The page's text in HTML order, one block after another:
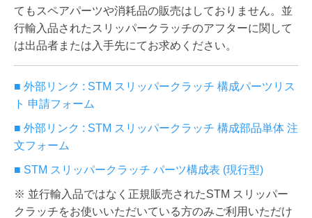
てもスペアパーツや消耗品の販売はしておりません。並
行輸入品されたスリッパークラッチのアフターに関して
は出品者または入手先にてお求めください。
■ 外部リンク : STM スリッパークラッチ 構成パーツリス
ト 申請フォーム
■ 外部リンク : STM スリッパークラッチ 構成部品単体 注
文フォーム
■ STM スリッパークラッチ パーツ構成表 (現行型)
※ 並行輸入品ではなく正規販売されたSTM スリッパー
クラッチをお使いいただいている方のみご利用いただけ